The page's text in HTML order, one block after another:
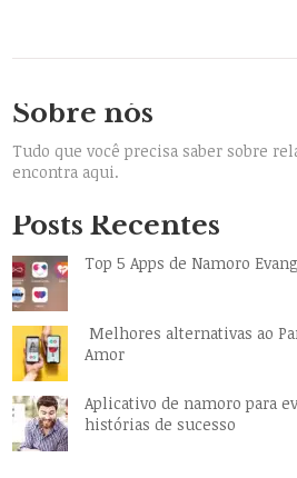
Sobre nós
Tudo que você precisa saber sobre
encontra aqui.
Posts Recentes
Top 5 Apps de Namoro
Melhores alternativas ao
Amor
Aplicativo de namoro para
histórias de sucesso